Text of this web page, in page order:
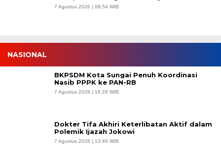
7 Agustus 2026 | 08:54 WIB
NASIONAL
BKPSDM Kota Sungai Penuh Koordinasi
Nasib PPPK ke PAN-RB
7 Agustus 2026 | 16:26 WIB
Dokter Tifa Akhiri Keterlibatan Aktif dalam
Polemik Ijazah Jokowi
7 Agustus 2026 | 13:46 WIB